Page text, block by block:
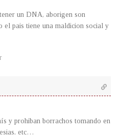
un DNA, aborigen son
el pais tiene una maldicion social y
y prohiban borrachos tomando en
etc…